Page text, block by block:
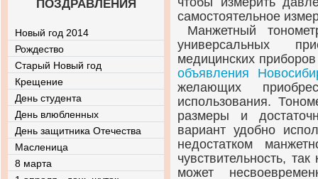
самостоятельное
Манжетный
универсальных
медицинских
объявления
желающих
использования.
размеры и
вариант удобно
недостатком
чувствительность,
может
ПОЗДРАВЛЕНИЯ
Новый год 2014
Рождество
Старый Новый год
Крещение
День студента
День влюбленных
День защитника Отечества
Масленица
8 марта